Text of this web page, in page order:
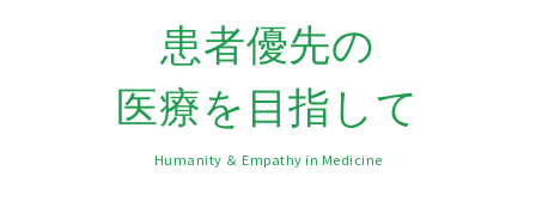
患者優先の
医療を目指して
Humanity ＆ Empathy in Medicine